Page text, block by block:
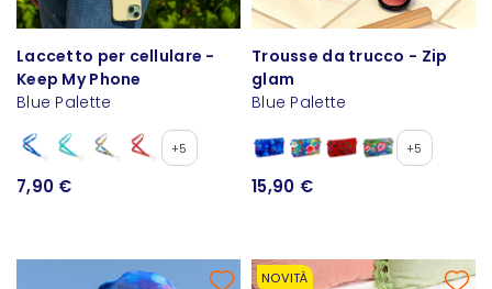
Laccetto per cellulare -
Keep My Phone
Blue Palette
+5
7,90 €
Trousse da trucco - Zip
glam
Blue Palette
+5
15,90 €
NOVITÀ